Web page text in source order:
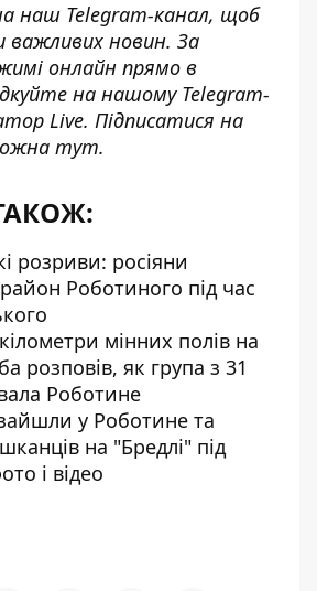
наш Telegram-канал, щоб
важливих новин. За
онлайн прямо в
на нашому Telegram-
Live. Підписатися на
тут.
розриви: росіяни
Роботиного під час
мінних полів на
розповів, як група з 31
Роботине
у Роботине та
на "Бредлі" під
і відео